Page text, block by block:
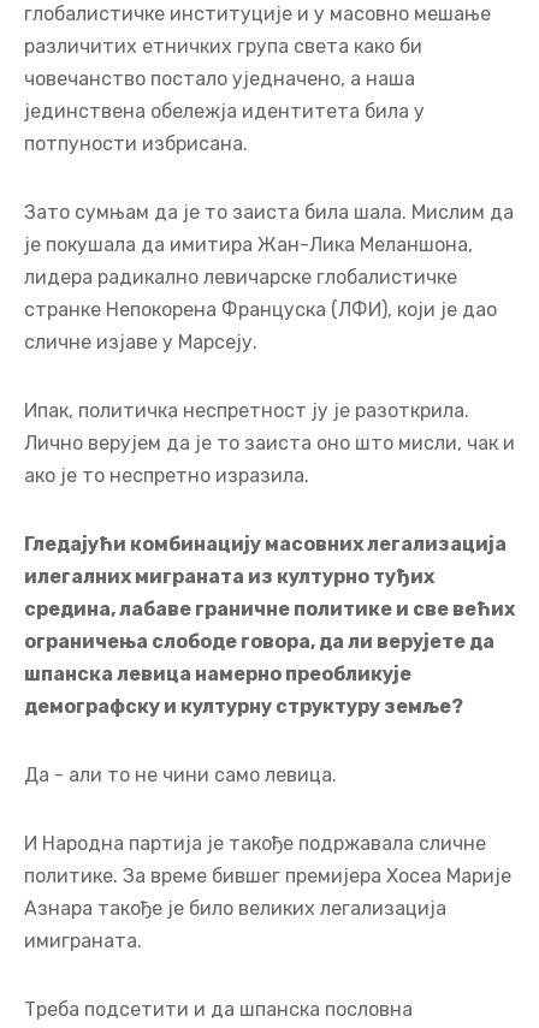
глобалистичке институције и у масовно мешање
различитих етничких група света како би
човечанство постало уједначено, а наша
јединствена обележја идентитета била у
потпуности избрисана.
Зато сумњам да је то заиста била шала. Мислим да
је покушала да имитира Жан-Лика Меланшона,
лидера радикално левичарске глобалистичке
странке Непокорена Француска (ЛФИ), који је дао
сличне изјаве у Марсеју.
Ипак, политичка неспретност ју је разоткрила.
Лично верујем да је то заиста оно што мисли, чак и
ако је то неспретно изразила.
Гледајући комбинацију масовних легализација
илегалних миграната из културно туђих
средина, лабаве граничне политике и све већих
ограничења слободе говора, да ли верујете да
шпанска левица намерно преобликује
демографску и културну структуру земље?
Да - али то не чини само левица.
И Народна партија је такође подржавала сличне
политике. За време бившег премијера Хосеа Марије
Азнара такође је било великих легализација
имиграната.
Треба подсетити и да шпанска пословна